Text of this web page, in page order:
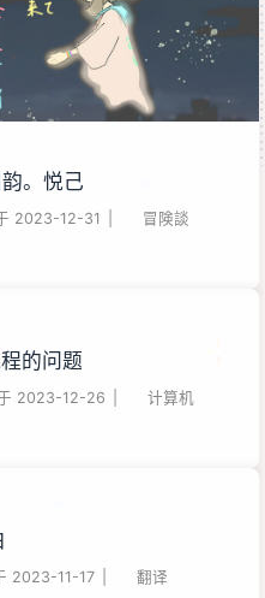
。悦己
2023-12-31 冒険談
的问题
2023-12-26 计算机
2023-11-17 翻译